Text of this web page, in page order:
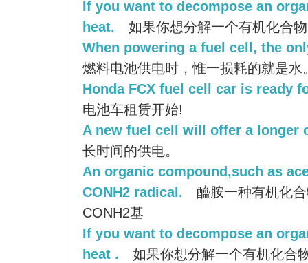
If you want to decompose an
heat.
如果你想分解一个有机化合
When powering a fuel cell, the
燃料电池供电时，惟一损耗的就是水
Honda FCX fuel cell car is ready
电池车租赁开始!
A new fuel cell will offer a longer
长时间的供电。
An organic compound,such as
CONH2 radical.
醯胺一种有机化
CONH2基
If you want to decompose an
heat .
如果你想分解一个有机化合